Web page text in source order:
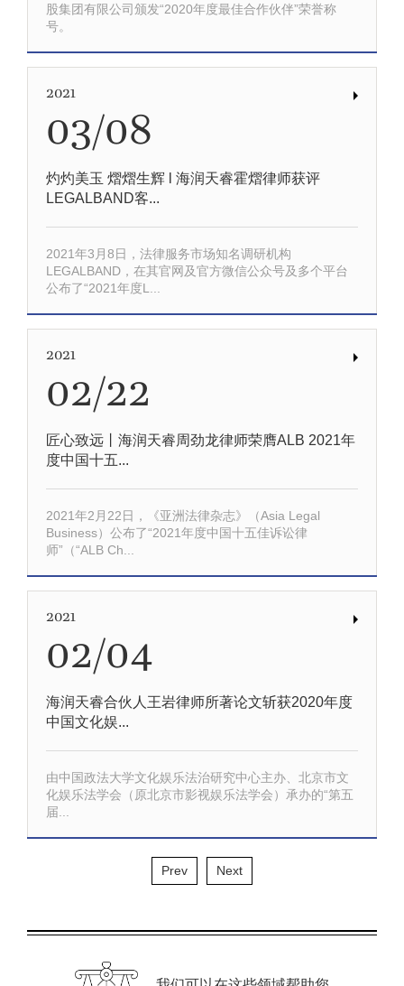
股集团有限公司颁发“2020年度最佳合作伙伴”荣誉称
号。
2021
03/08
灼灼美玉 熠熠生辉 l 海润天睿霍熠律师获评
LEGALBAND客...
2021年3月8日，法律服务市场知名调研机构
LEGALBAND，在其官网及官方微信公众号及多个平台
公布了“2021年度L...
2021
02/22
匠心致远丨海润天睿周劲龙律师荣膺ALB 2021年
度中国十五...
2021年2月22日，《亚洲法律杂志》（Asia Legal
Business）公布了“2021年度中国十五佳诉讼律
师”（“ALB Ch...
2021
02/04
海润天睿合伙人王岩律师所著论文斩获2020年度
中国文化娱...
由中国政法大学文化娱乐法治研究中心主办、北京市文
化娱乐法学会（原北京市影视娱乐法学会）承办的“第五
届...
Prev Next